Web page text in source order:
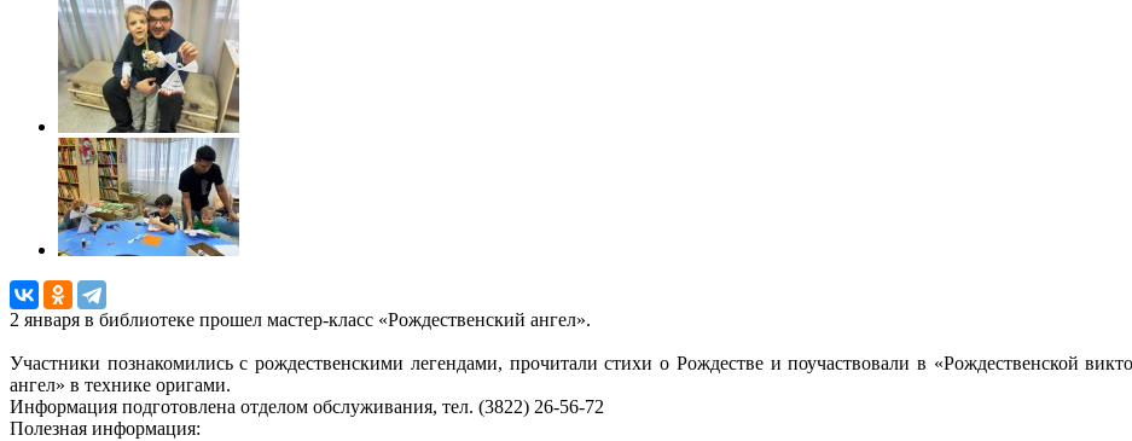
2 января в библиотеке прошел мастер-класс «Рождественский ангел».
Участники познакомились с рождественскими легендами, прочитали стихи о Рождестве и поучаствовали в «Рождественской
ангел» в технике оригами.
Информация подготовленa отделом обслуживания, тел. (3822) 26-56-72
Полезная информация: